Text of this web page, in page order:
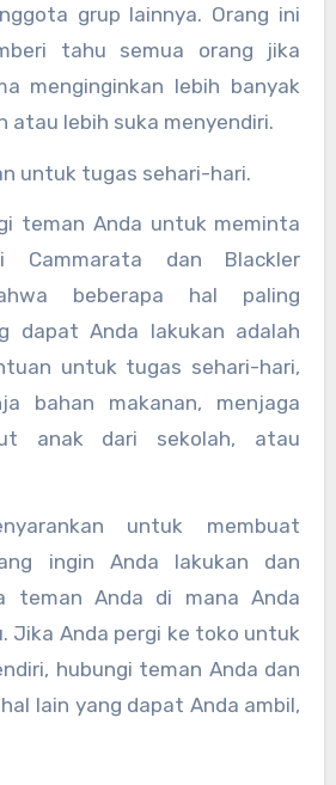
grup lainnya. Orang ini
tahu semua orang jika
menginginkan lebih banyak
atau lebih suka menyendiri.
untuk tugas sehari-hari.
teman Anda untuk meminta
Cammarata dan Blackler
beberapa hal paling
dapat Anda lakukan adalah
untuk tugas sehari-hari,
bahan makanan, menjaga
anak dari sekolah, atau
untuk membuat
ingin Anda lakukan dan
teman Anda di mana Anda
Jika Anda pergi ke toko untuk
hubungi teman Anda dan
lain yang dapat Anda ambil,